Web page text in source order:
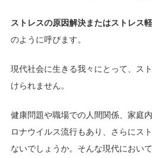
ストレスの原因解決またはストレス
のように呼びます。
現代社会に生きる我々にとって、ス
けられません。
健康問題や職場での人間関係、家庭
ロナウイルス流行もあり、さらにス
ないでしょうか。そんな現代において